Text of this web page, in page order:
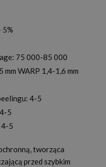
5%
75 000-85 000
WARP 1,4-1,6 mm
4-5
5
4-5
tworząca
przed szybkim